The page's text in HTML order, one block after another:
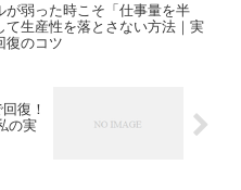
が弱った時こそ「仕事量を半
て生産性を落とさない方法｜実
復のコツ
復！
の実